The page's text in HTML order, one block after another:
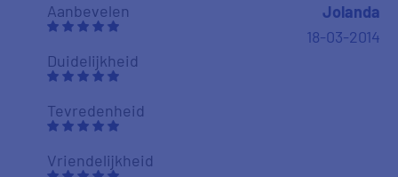
Aanbevelen
Duidelijkheid
Tevredenheid
Vriendelijkheid
Jolanda
18-03-2014